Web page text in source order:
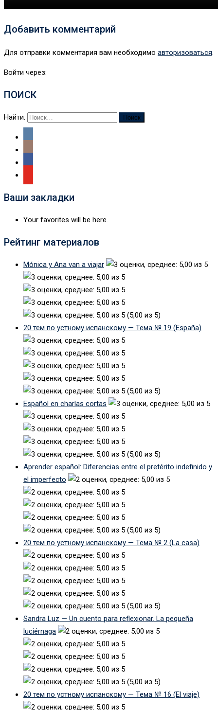
Добавить комментарий
Для отправки комментария вам необходимо авторизоваться
Войти через:
ПОИСК
Найти:
Ваши закладки
Your favorites will be here.
Рейтинг материалов
Mónica y Ana van a viajar
(5,00 из 5)
20 тем по устному испанскому — Тема № 19 (España)
(5,00 из 5)
Español en charlas cortas
(5,00 из 5)
Aprender español: Diferencias entre el pretérito indefinido y
el imperfecto
(5,00 из 5)
20 тем по устному испанскому — Тема № 2 (La casa)
(5,00 из 5)
Sandra Luz — Un cuento para reflexionar. La pequeña
luciérnaga
(5,00 из 5)
20 тем по устному испанскому — Тема № 16 (El viaje)